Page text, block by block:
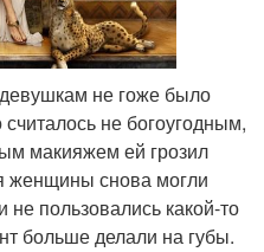
не гоже было
не богоугодным,
макияжем ей грозил
женщины снова могли
не пользовались какой-то
больше делали на губы.